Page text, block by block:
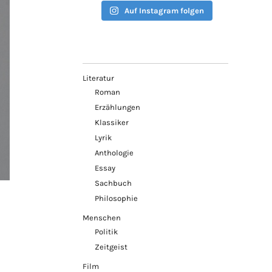
Auf Instagram folgen
Literatur
Roman
Erzählungen
Klassiker
Lyrik
Anthologie
Essay
Sachbuch
Philosophie
Menschen
Politik
Zeitgeist
Film